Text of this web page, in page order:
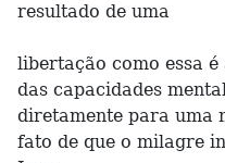
resultado de uma
libertação como essa
das capacidades
diretamente para uma
fato de que o milagre